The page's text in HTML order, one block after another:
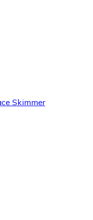
Skimmer